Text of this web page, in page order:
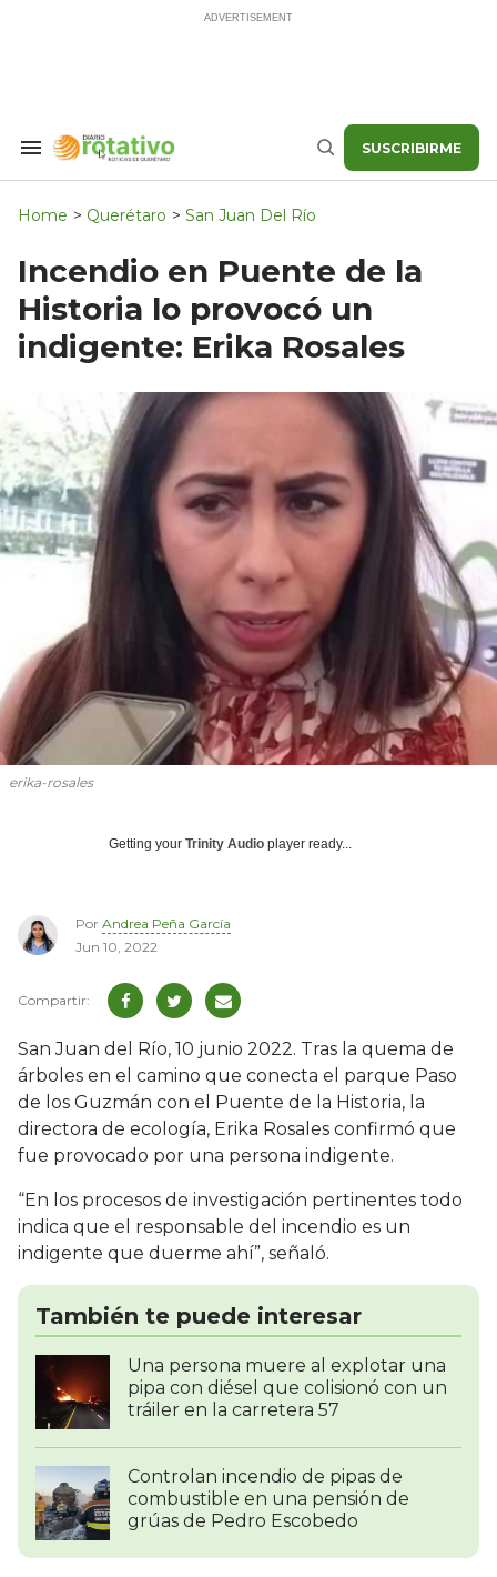
Search
Navigation
Buscar SUSCRIBIRME
Home > Querétaro > San Juan Del Río
Incendio en Puente de la
Historia lo provocó un
indigente: Erika Rosales
erika-rosales
Getting your Trinity Audio player ready...
Por Andrea Peña García
Jun 10, 2022
San Juan del Río, 10 junio 2022. Tras la quema de
árboles en el camino que conecta el parque Paso
de los Guzmán con el Puente de la Historia, la
directora de ecología, Erika Rosales confirmó que
fue provocado por una persona indigente.
“En los procesos de investigación pertinentes todo
indica que el responsable del incendio es un
indigente que duerme ahí”, señaló.
También te puede interesar
Una persona muere al explotar una
pipa con diésel que colisionó con un
tráiler en la carretera 57
Controlan incendio de pipas de
combustible en una pensión de
grúas de Pedro Escobedo